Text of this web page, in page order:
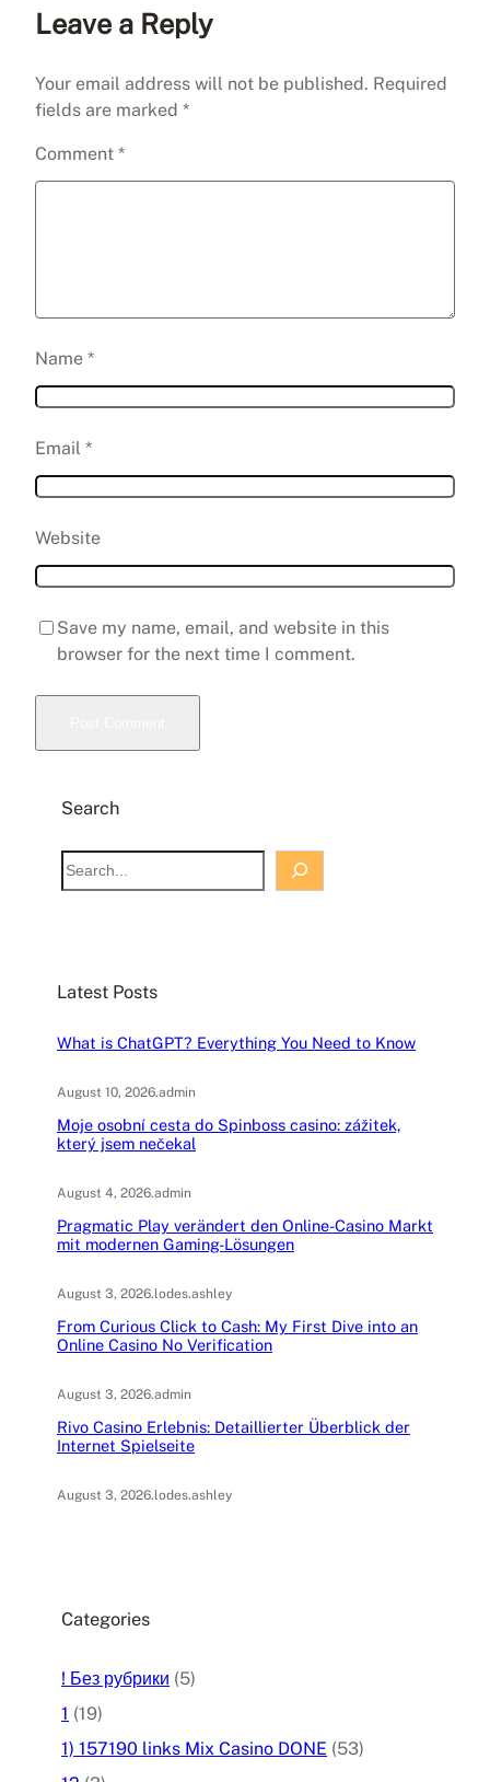
Leave a Reply
Your email address will not be published. Required
fields are marked *
Comment *
Name *
Email *
Website
Save my name, email, and website in this
browser for the next time I comment.
Search
S
e
h
Latest Posts
What is ChatGPT? Everything You Need to Know
August 10, 2026.admin
Moje osobní cesta do Spinboss casino: zážitek,
který jsem nečekal
August 4, 2026.admin
Pragmatic Play verändert den Online-Casino Markt
mit modernen Gaming-Lösungen
August 3, 2026.lodes.ashley
From Curious Click to Cash: My First Dive into an
Online Casino No Verification
August 3, 2026.admin
Rivo Casino Erlebnis: Detaillierter Überblick der
Internet Spielseite
August 3, 2026.lodes.ashley
Categories
! Без рубрики (5)
1 (19)
1) 157190 links Mix Casino DONE (53)